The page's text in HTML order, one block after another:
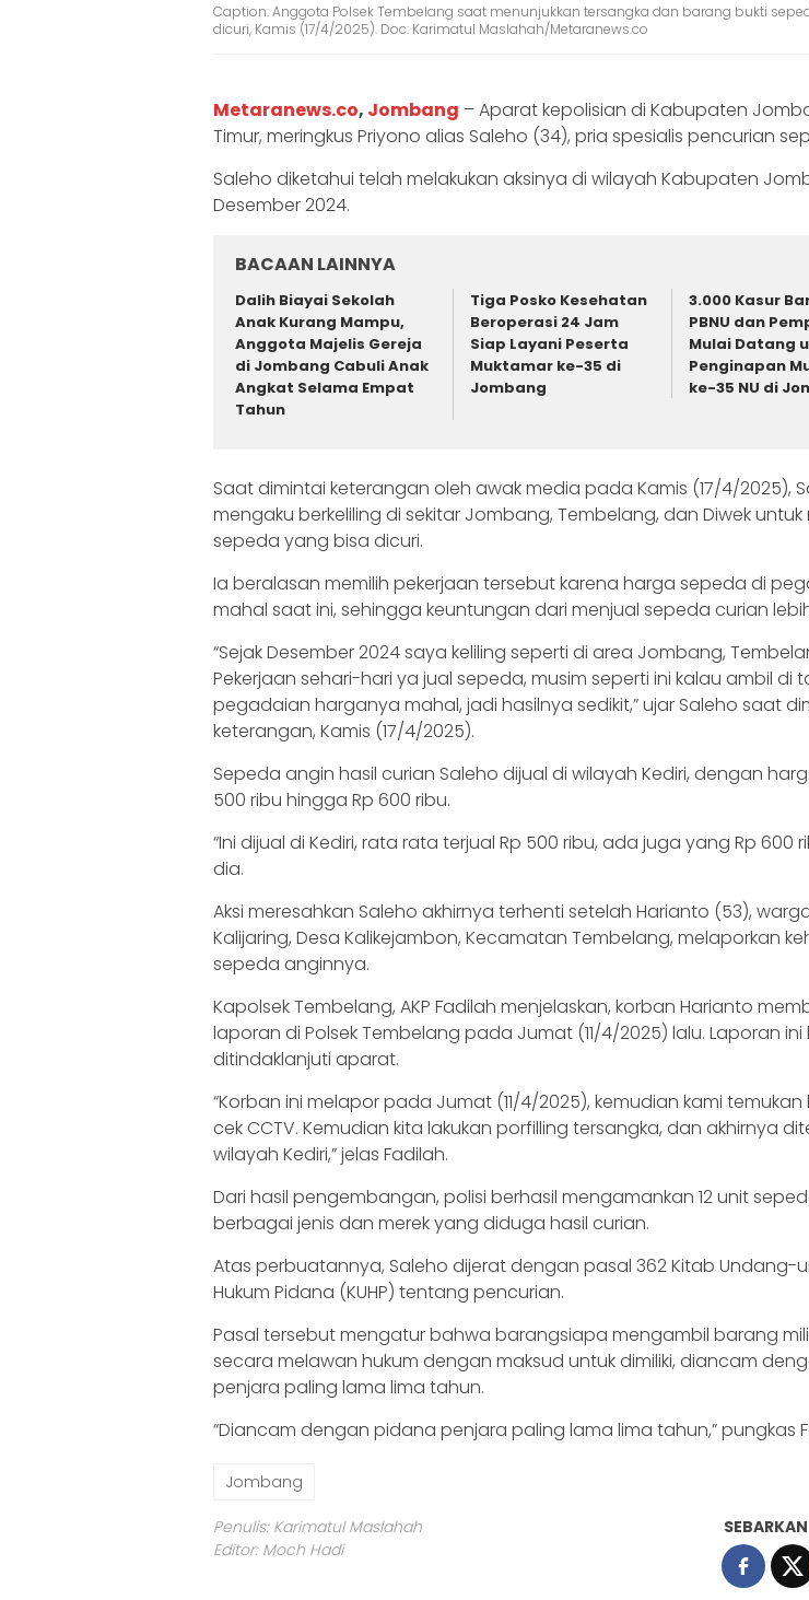
Caption: Anggota Polsek Tembelang saat menunjukkan tersangka dan barang bukti
dicuri, Kamis (17/4/2025). Doc: Karimatul Maslahah/Metaranews.co
Metaranews.co, Jombang – Aparat kepolisian di Kabupaten
Timur, meringkus Priyono alias Saleho (34), pria spesialis pencurian
Saleho diketahui telah melakukan aksinya di wilayah Kabupaten
Desember 2024.
BACAAN LAINNYA
Dalih Biayai Sekolah
Anak Kurang Mampu,
Anggota Majelis Gereja
di Jombang Cabuli Anak
Angkat Selama Empat
Tahun
Tiga Posko Kesehatan
Beroperasi 24 Jam
Siap Layani Peserta
Muktamar ke-35 di
Jombang
3.000 Kasur
PBNU dan
Mulai Datang
Penginapan
ke-35 NU di
Saat dimintai keterangan oleh awak media pada Kamis (17/4/2025),
mengaku berkeliling di sekitar Jombang, Tembelang, dan Diwek untuk
sepeda yang bisa dicuri.
Ia beralasan memilih pekerjaan tersebut karena harga sepeda di
mahal saat ini, sehingga keuntungan dari menjual sepeda curian
“Sejak Desember 2024 saya keliling seperti di area Jombang,
Pekerjaan sehari-hari ya jual sepeda, musim seperti ini kalau ambil di
pegadaian harganya mahal, jadi hasilnya sedikit,” ujar Saleho saat
keterangan, Kamis (17/4/2025).
Sepeda angin hasil curian Saleho dijual di wilayah Kediri, dengan
500 ribu hingga Rp 600 ribu.
“Ini dijual di Kediri, rata rata terjual Rp 500 ribu, ada juga yang Rp 600
dia.
Aksi meresahkan Saleho akhirnya terhenti setelah Harianto (53),
Kalijaring, Desa Kalikejambon, Kecamatan Tembelang, melaporkan
sepeda anginnya.
Kapolsek Tembelang, AKP Fadilah menjelaskan, korban Harianto
laporan di Polsek Tembelang pada Jumat (11/4/2025) lalu. Laporan
ditindaklanjuti aparat.
“Korban ini melapor pada Jumat (11/4/2025), kemudian kami temukan
cek CCTV. Kemudian kita lakukan porfilling tersangka, dan akhirnya
wilayah Kediri,” jelas Fadilah.
Dari hasil pengembangan, polisi berhasil mengamankan 12 unit
berbagai jenis dan merek yang diduga hasil curian.
Atas perbuatannya, Saleho dijerat dengan pasal 362 Kitab Undang-
Hukum Pidana (KUHP) tentang pencurian.
Pasal tersebut mengatur bahwa barangsiapa mengambil barang
secara melawan hukum dengan maksud untuk dimiliki, diancam
penjara paling lama lima tahun.
“Diancam dengan pidana penjara paling lama lima tahun,” pungkas
Jombang
Penulis: Karimatul Maslahah
Editor: Moch Hadi
SEBARKAN